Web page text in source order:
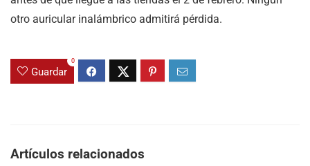
otro auricular inalámbrico admitirá pérdida.
Guardar
0
Artículos relacionados